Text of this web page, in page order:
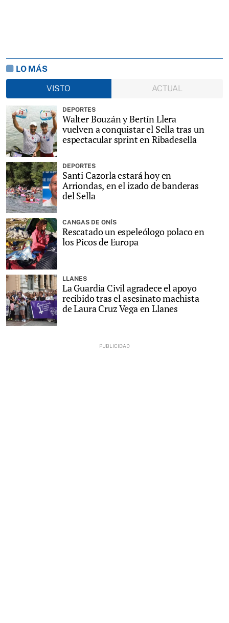
LO MÁS
VISTO
ACTUAL
DEPORTES
Walter Bouzán y Bertín Llera
vuelven a conquistar el Sella tras un
espectacular sprint en Ribadesella
DEPORTES
Santi Cazorla estará hoy en
Arriondas, en el izado de banderas
del Sella
CANGAS DE ONÍS
Rescatado un espeleólogo polaco en
los Picos de Europa
LLANES
La Guardia Civil agradece el apoyo
recibido tras el asesinato machista
de Laura Cruz Vega en Llanes